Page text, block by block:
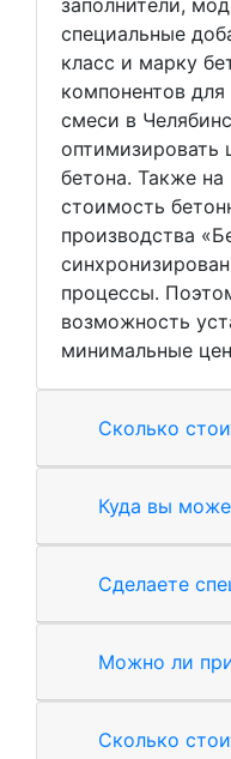
специальные
класс и марку
компонентов
смеси в
оптимизировать
бетона. Также
стоимость
производства
процессы.
возможность
минимальные
Сколько
Куда вы
Сделаете
Можно ли
Сколько